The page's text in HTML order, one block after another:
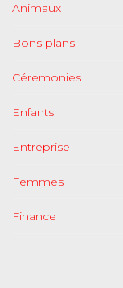
Animaux
Bons plans
Céremonies
Enfants
Entreprise
Femmes
Finance